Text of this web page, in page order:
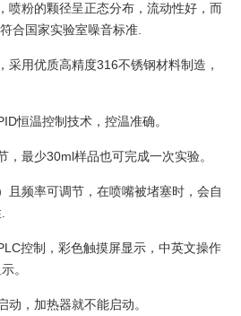
，喷粉的颗径呈正态分布，流动性好，而
合国家实验室噪音标准.
采用优质高精度316不锈钢材料制造，
恒温控制技术，控温准确。
，最少30ml样品也可完成一次实验。
且频率可调节，在喷嘴被堵塞时，会自
控制，彩色触摸屏显示，中英文操作
。
动，加热器就不能启动。